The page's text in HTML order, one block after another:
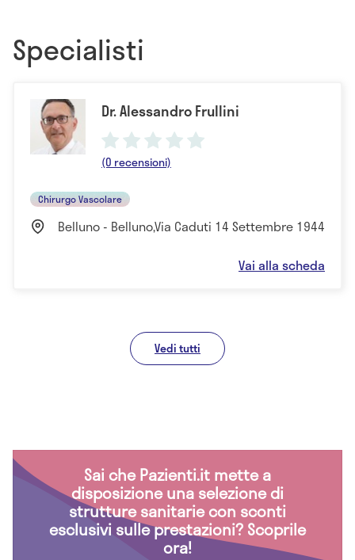
Specialisti
Dr. Alessandro Frullini
(0 recensioni)
Chirurgo Vascolare
Belluno - Belluno,Via Caduti 14 Settembre 1944
Vai alla scheda
Vedi tutti
Sai che Pazienti.it mette a
disposizione una selezione di
strutture sanitarie con sconti
esclusivi sulle prestazioni? Scoprile
ora!